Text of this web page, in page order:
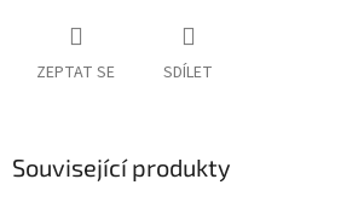
ZEPTAT SE SDÍLET
Související produkty